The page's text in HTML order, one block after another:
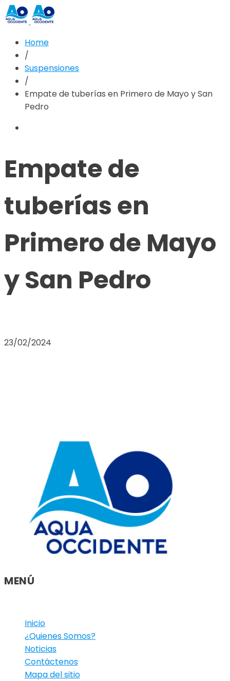
Home
/
Suspensiones
/
Empate de tuberías en Primero de Mayo y San
Pedro
Empate de
tuberías en
Primero de Mayo
y San Pedro
23/02/2024
MENÚ
Inicio
¿Quienes Somos?
Noticias
Contáctenos
Mapa del sitio